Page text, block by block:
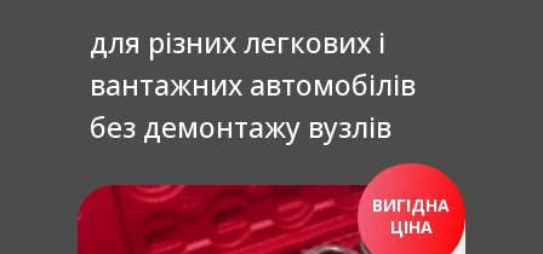
для різних легкових і
вантажних автомобілів
без демонтажу вузлів
ВИГІДНА
ЦІНА